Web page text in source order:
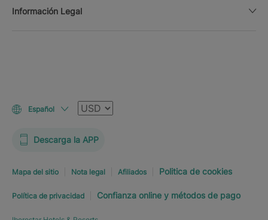
Información Legal
Español Moneda
Descarga la APP
Mapa del sitio Nota legal Afiliados Politica de cookies
Política de privacidad Confianza online y métodos de pago